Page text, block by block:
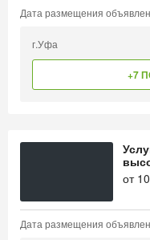
Дата размещения
г.Уфа
+7
от
Дата размещения